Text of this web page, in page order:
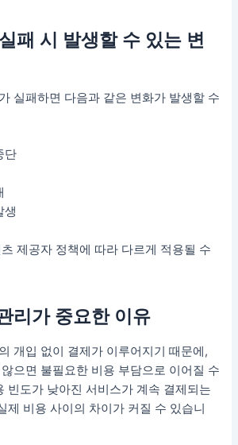
패 시 발생할 수 있는 변
실패하면 다음과 같은 변화가 발생할 수
단
생
제공자 정책에 따라 다르게 적용될 수
리가 중요한 이유
개입 없이 결제가 이루어지기 때문에,
으면 불필요한 비용 부담으로 이어질 수
빈도가 낮아진 서비스가 계속 결제되는
제 비용 사이의 차이가 커질 수 있습니